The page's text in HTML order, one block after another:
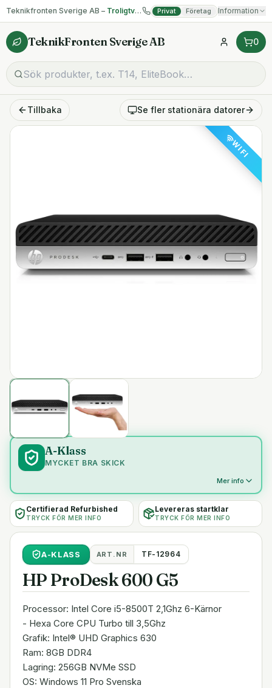
Teknikfronten Sverige AB – Troligtvis billigast på begagnad IT! Privat Företag Information
TeknikFronten Sverige AB 0
Tillbaka Se fler stationära datorer
WIFI
A-Klass
MYCKET BRA SKICK
Mer info
Certifierad Refurbished
TRYCK FÖR MER INFO
Levereras startklar
TRYCK FÖR MER INFO
A-KLASS ART.NR TF-12964
HP ProDesk 600 G5
Processor: Intel Core i5-8500T 2,1Ghz 6-Kärnor
- Hexa Core CPU Turbo till 3,5Ghz
Grafik: Intel® UHD Graphics 630
Ram: 8GB DDR4
Lagring: 256GB NVMe SSD
OS: Windows 11 Pro Svenska